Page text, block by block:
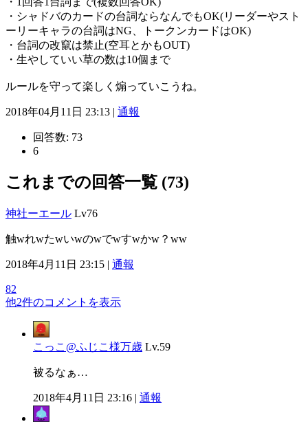
・シャドバのカードの台詞ならなんでもOK(リーダーやスト
ーリーキャラの台詞はNG、トークンカードはOK)
・台詞の改竄は禁止(空耳とかもOUT)
・生やしていい草の数は10個まで
ルールを守って楽しく煽っていこうね。
2018年04月11日 23:13 | 通報
回答数: 73
6
これまでの回答一覧 (73)
神社ーエール Lv76
触wれwたwいwのwでwすwかw？ww
2018年4月11日 23:15 | 通報
82
他2件のコメントを表示
こっこ@ふじこ様万歳 Lv.59
被るなぁ…
2018年4月11日 23:16 | 通報